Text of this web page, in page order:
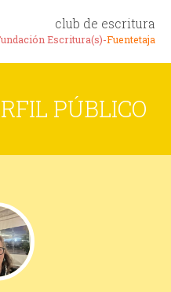
club de escritura
Escritura(s)-Fuentetaja
PÚBLICO